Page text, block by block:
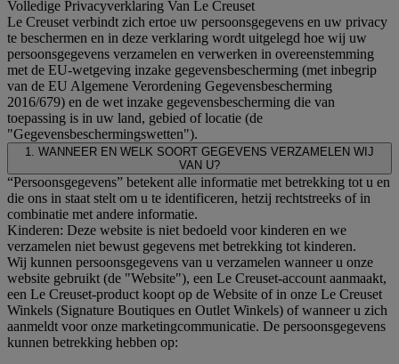
Volledige Privacyverklaring Van Le Creuset
Le Creuset verbindt zich ertoe uw persoonsgegevens en uw privacy
te beschermen en in deze verklaring wordt uitgelegd hoe wij uw
persoonsgegevens verzamelen en verwerken in overeenstemming
met de EU-wetgeving inzake gegevensbescherming (met inbegrip
van de EU Algemene Verordening Gegevensbescherming
2016/679) en de wet inzake gegevensbescherming die van
toepassing is in uw land, gebied of locatie (de
"Gegevensbeschermingswetten").
1. WANNEER EN WELK SOORT GEGEVENS VERZAMELEN WIJ
VAN U?
“Persoonsgegevens” betekent alle informatie met betrekking tot u en
die ons in staat stelt om u te identificeren, hetzij rechtstreeks of in
combinatie met andere informatie.
Kinderen: Deze website is niet bedoeld voor kinderen en we
verzamelen niet bewust gegevens met betrekking tot kinderen.
Wij kunnen persoonsgegevens van u verzamelen wanneer u onze
website gebruikt (de "Website"), een Le Creuset-account aanmaakt,
een Le Creuset-product koopt op de Website of in onze Le Creuset
Winkels (Signature Boutiques en Outlet Winkels) of wanneer u zich
aanmeldt voor onze marketingcommunicatie. De persoonsgegevens
kunnen betrekking hebben op: